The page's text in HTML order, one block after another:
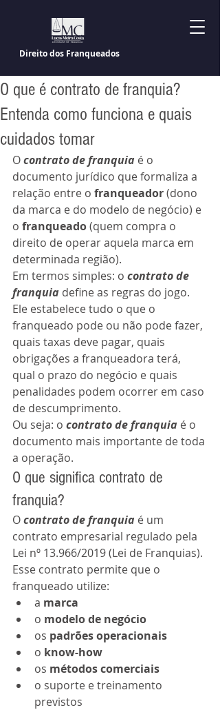
Direito dos Franqueados
O que é contrato de franquia?
Entenda como funciona e quais
cuidados tomar
O contrato de franquia é o
documento jurídico que formaliza a
relação entre o franqueador (dono
da marca e do modelo de negócio) e
o franqueado (quem compra o
direito de operar aquela marca em
determinada região).
Em termos simples: o contrato de
franquia define as regras do jogo.
Ele estabelece tudo o que o
franqueado pode ou não pode fazer,
quais taxas deve pagar, quais
obrigações a franqueadora terá,
qual o prazo do negócio e quais
penalidades podem ocorrer em caso
de descumprimento.
Ou seja: o contrato de franquia é o
documento mais importante de toda
a operação.
O que significa contrato de
franquia?
O contrato de franquia é um
contrato empresarial regulado pela
Lei nº 13.966/2019 (Lei de Franquias).
Esse contrato permite que o
franqueado utilize:
a marca
o modelo de negócio
os padrões operacionais
o know-how
os métodos comerciais
o suporte e treinamento
previstos